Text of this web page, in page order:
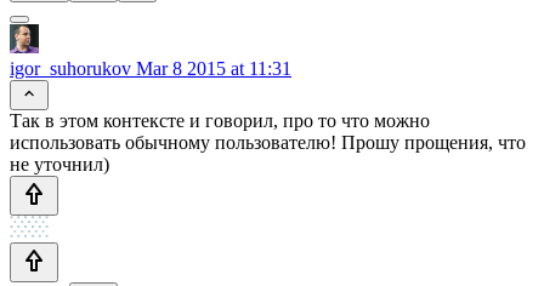
igor_suhorukov Mar 8 2015 at 11:31
Так в этом контексте и говорил, про то что можно
использовать обычному пользователю! Прошу прощения, что
не уточнил)